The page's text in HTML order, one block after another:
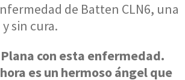
de Batten CLN6, una
sin cura.
con esta enfermedad.
es un hermoso ángel que